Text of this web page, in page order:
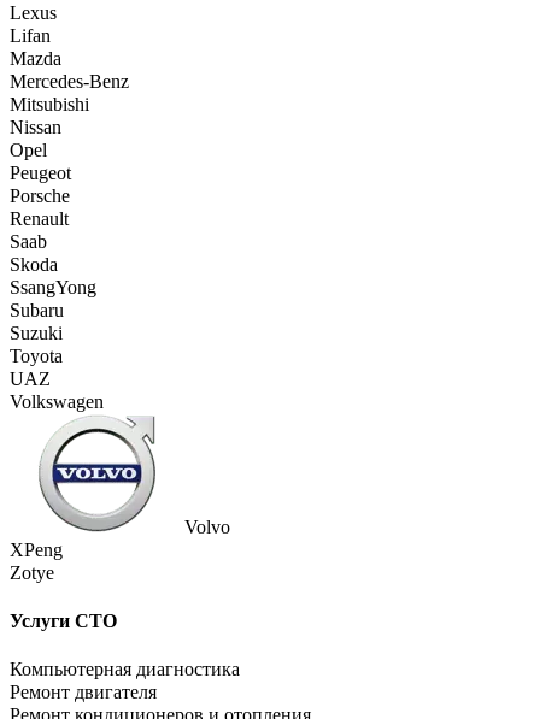
Lexus
Lifan
Mazda
Mercedes-Benz
Mitsubishi
Nissan
Opel
Peugeot
Porsche
Renault
Saab
Skoda
SsangYong
Subaru
Suzuki
Toyota
UAZ
Volkswagen
Volvo
XPeng
Zotye
Услуги СТО
Компьютерная диагностика
Ремонт двигателя